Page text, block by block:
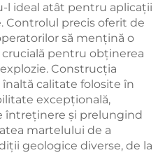
l ideal atât pentru aplicații
Controlul precis oferit de
să mențină o
crucială pentru obținerea
Construcția
calitate folosite în
excepțională,
întreținere și prelungind
martelului de a
geologice diverse, de la